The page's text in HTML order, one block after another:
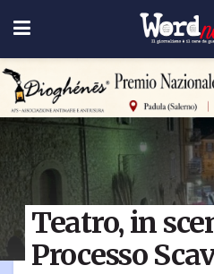
Teatro, in
Processo